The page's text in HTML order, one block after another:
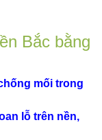
Bắc bằng
mối trong
lỗ trên nền,